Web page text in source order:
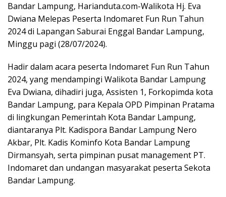
Bandar Lampung, Harianduta.com-Walikota Hj. Eva
Dwiana Melepas Peserta Indomaret Fun Run Tahun
2024 di Lapangan Saburai Enggal Bandar Lampung,
Minggu pagi (28/07/2024).
Hadir dalam acara peserta Indomaret Fun Run Tahun
2024, yang mendampingi Walikota Bandar Lampung
Eva Dwiana, dihadiri juga, Assisten 1, Forkopimda kota
Bandar Lampung, para Kepala OPD Pimpinan Pratama
di lingkungan Pemerintah Kota Bandar Lampung,
diantaranya Plt. Kadispora Bandar Lampung Nero
Akbar, Plt. Kadis Kominfo Kota Bandar Lampung
Dirmansyah, serta pimpinan pusat management PT.
Indomaret dan undangan masyarakat peserta Sekota
Bandar Lampung.